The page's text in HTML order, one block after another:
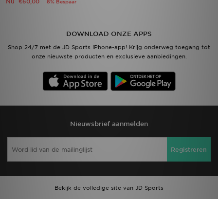
€60,00 8% Bespaar
DOWNLOAD ONZE APPS
Shop 24/7 met de JD Sports iPhone-app! Krijg onderweg toegang tot
onze nieuwste producten en exclusieve aanbiedingen.
Nieuwsbrief aanmelden
Registreren
Bekijk de volledige site van JD Sports